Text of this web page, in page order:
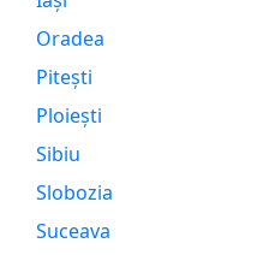
Oradea
Pitești
Ploiești
Sibiu
Slobozia
Suceava